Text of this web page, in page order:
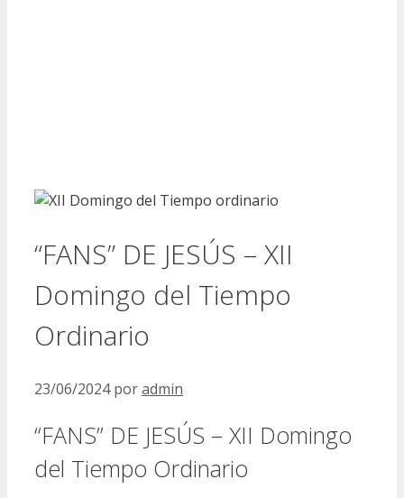
“FANS” DE JESÚS – XII
Domingo del Tiempo
Ordinario
23/06/2024 poradmin
“FANS” DE JESÚS – XII Domingo
del Tiempo Ordinario